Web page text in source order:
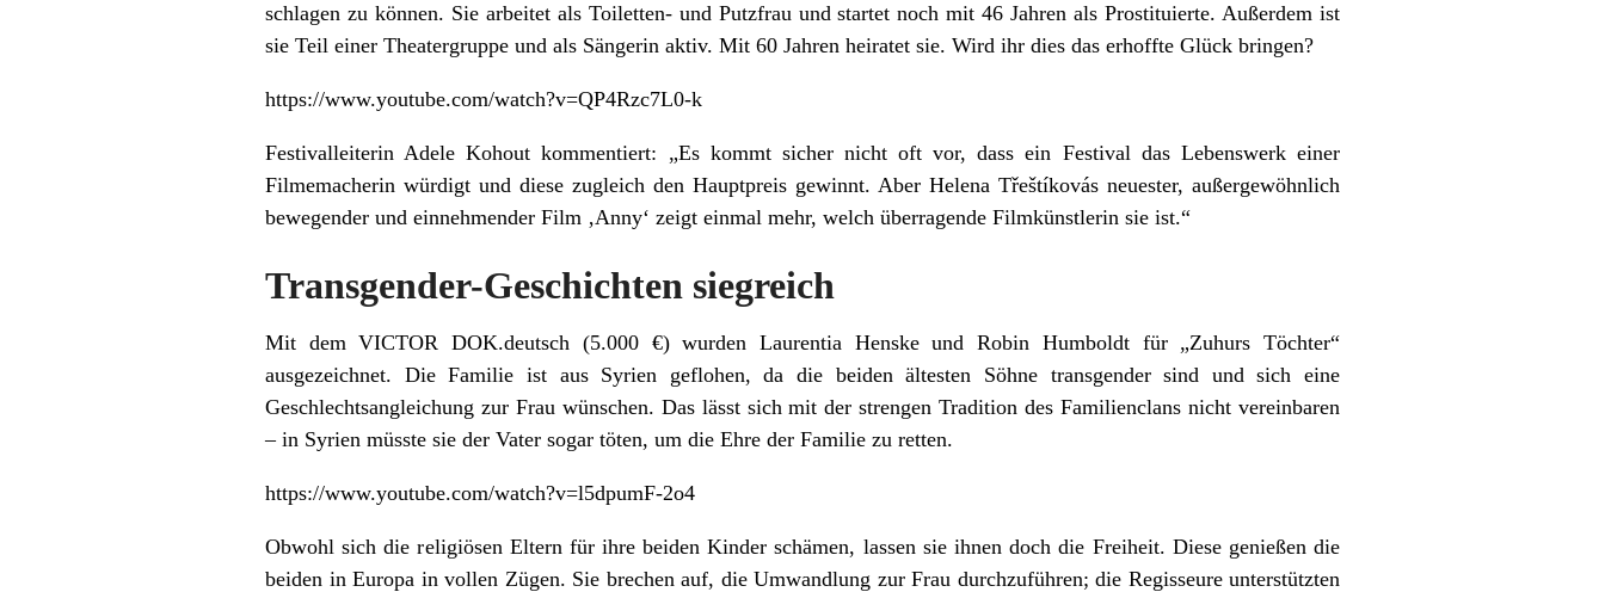
schlagen zu können. Sie arbeitet als Toiletten- und Putzfrau und startet noch mit 46 Jahren als Prostituierte. Außerdem ist
sie Teil einer Theatergruppe und als Sängerin aktiv. Mit 60 Jahren heiratet sie. Wird ihr dies das erhoffte Glück bringen?
https://www.youtube.com/watch?v=QP4Rzc7L0-k
Festivalleiterin Adele Kohout kommentiert: „Es kommt sicher nicht oft vor, dass ein Festival das Lebenswerk einer
Filmemacherin würdigt und diese zugleich den Hauptpreis gewinnt. Aber Helena Třeštíkovás neuester, außergewöhnlich
bewegender und einnehmender Film ‚Anny‘ zeigt einmal mehr, welch überragende Filmkünstlerin sie ist.“
Transgender-Geschichten siegreich
Mit dem VICTOR DOK.deutsch (5.000 €) wurden Laurentia Henske und Robin Humboldt für „Zuhurs Töchter“
ausgezeichnet. Die Familie ist aus Syrien geflohen, da die beiden ältesten Söhne transgender sind und sich eine
Geschlechtsangleichung zur Frau wünschen. Das lässt sich mit der strengen Tradition des Familienclans nicht vereinbaren
– in Syrien müsste sie der Vater sogar töten, um die Ehre der Familie zu retten.
https://www.youtube.com/watch?v=l5dpumF-2o4
Obwohl sich die religiösen Eltern für ihre beiden Kinder schämen, lassen sie ihnen doch die Freiheit. Diese genießen die
beiden in Europa in vollen Zügen. Sie brechen auf, die Umwandlung zur Frau durchzuführen; die Regisseure unterstützten